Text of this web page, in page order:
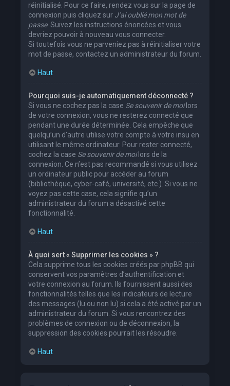
réinitialisé. Pour ce faire, rendez vous sur la page de
connexion puis cliquez sur J’ai oublié mon mot de
passe. Suivez les instructions énoncées et vous
devriez pouvoir à nouveau vous connecter.
Si toutefois vous ne parveniez pas à réinitialiser votre
mot de passe, contactez un administrateur du forum.
Haut
Pourquoi suis-je automatiquement déconnecté ?
Si vous ne cochez pas la case Se souvenir de moilors
de votre connexion, vous ne resterez connecté que
pendant une durée déterminée. Cela empêche que
quelqu’un d’autre utilise votre compte à votre insu en
utilisant le même ordinateur. Pour rester connecté,
cochez la case Se souvenir de moilors de la
connexion. Ce n’est pas recommandé si vous utilisez
un ordinateur public pour accéder au forum
(bibliothèque, cyber-café, université, etc.). Si vous ne
voyez pas cette case, cela signifie qu’un
administrateur du forum a désactivé cette
fonctionnalité.
Haut
À quoi sert « Supprimer les cookies » ?
Cela supprime tous les cookies créés par phpBB qui
conservent vos paramètres d’authentification et
votre connexion au forum. Ils fournissent aussi des
fonctionnalités telles que les indicateurs de lecture
des messages (lu ou non lu) si cela a été activé par un
administrateur du forum. Si vous rencontrez des
problèmes de connexion ou de déconnexion, la
suppression des cookies pourrait les résoudre.
Haut